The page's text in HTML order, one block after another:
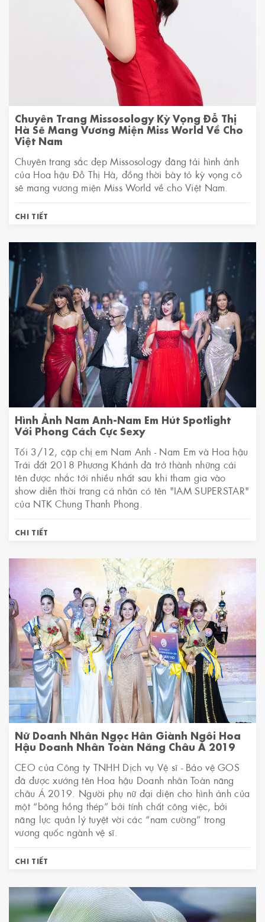
Chuyên Trang Missosology Kỳ Vọng Đỗ Thị
Hà Sẽ Mang Vương Miện Miss World Về Cho
Việt Nam
Chuyên trang sắc đẹp Missosology đăng tải hình ảnh
của Hoa hậu Đỗ Thị Hà, đồng thời bày tỏ kỳ vọng cô
sẽ mang vương miện Miss World về cho Việt Nam.
CHI TIẾT
Hình Ảnh Nam Anh-Nam Em Hút Spotlight
Với Phong Cách Cực Sexy
Tối 3/12, cặp chị em Nam Anh - Nam Em và Hoa hậu
Trái đất 2018 Phương Khánh đã trở thành những cái
tên được nhắc tới nhiều nhất sau khi tham gia vào
show diễn thời trang cá nhân có tên "IAM SUPERSTAR"
của NTK Chung Thanh Phong.
CHI TIẾT
Nữ Doanh Nhân Ngọc Hân Giành Ngôi Hoa
Hậu Doanh Nhân Toàn Năng Châu Á 2019
CEO của Công ty TNHH Dịch vụ Vệ sĩ - Bảo vệ GOS
đã được xướng tên Hoa hậu Doanh nhân Toàn năng
châu Á 2019. Người phụ nữ đại diện cho hình ảnh của
một “bông hồng thép” bởi tính chất công việc, bởi
năng lực quản lý tuyệt vời các “nam cường” trong
vương quốc ngành vệ sĩ.
CHI TIẾT